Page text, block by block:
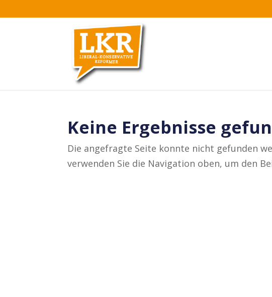
Keine Ergebnisse
Die angefragte Seite konnte nicht gefunden
verwenden Sie die Navigation oben, um den